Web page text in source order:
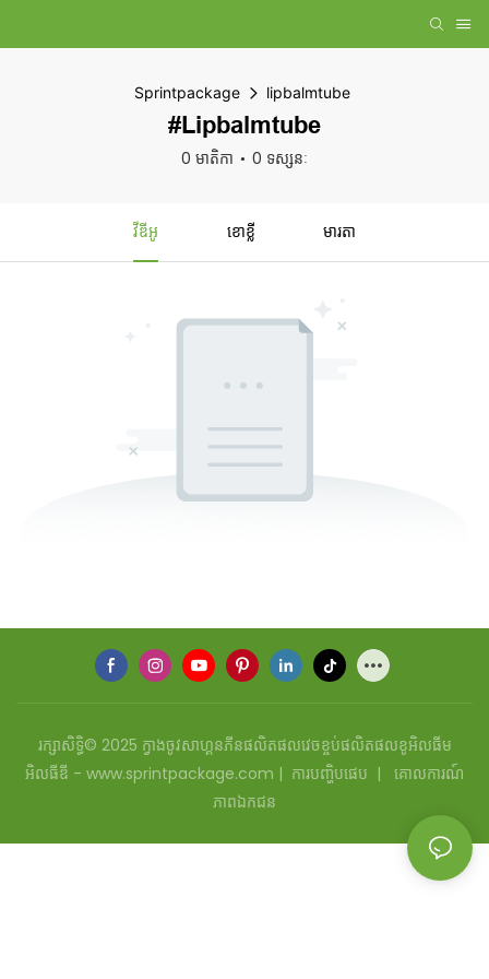
Sprintpackage lipbalmtube
#lipbalmtube
0 មាតិកា 0 ទស្សនៈ
វីឌីអូ ខោខ្លី មារតា
រក្សាសិទ្ធិ© 2025 ក្វាងចូវសាហ្គនភីនផលិតផលវេចខ្ចប់ផលិតផលខូអិលធីម
អិលធីឌី - www.sprintpackage.com | ការបញ្ហិបផេប |
គោលការណ៍
ភាពឯកជន